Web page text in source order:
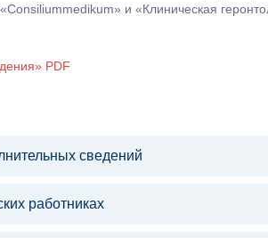
и «Клиническая
PDF
сведений
работниках